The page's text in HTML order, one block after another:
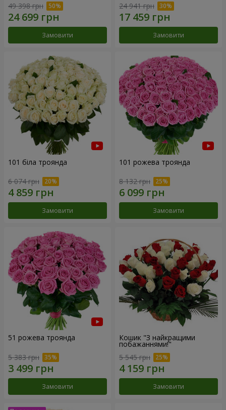
49 398 грн
Замовити
24 941 грн
Замовити
101 біла троянда
6 074 грн
Замовити
101 рожева троянда
8 132 грн
Замовити
51 рожева троянда
5 383 грн
Замовити
Кошик "З найкращими
побажаннями!"
5 545 грн
Замовити